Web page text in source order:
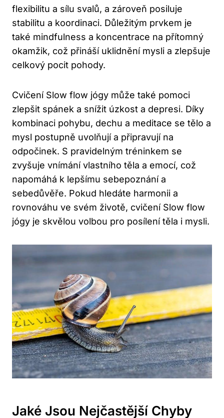
flexibilitu a sílu svalů, a zároveň posiluje
stabilitu a koordinaci. Důležitým prvkem‌ je
také mindfulness a koncentrace na ⁤přítomný
okamžik, což přináší uklidnění mysli a zlepšuje
celkový ⁣pocit pohody.
Cvičení Slow flow jógy může také pomoci
zlepšit spánek a snížit⁤ úzkost a depresi. ⁣Díky
kombinaci pohybu, dechu a meditace‍ se tělo ⁢a
mysl postupně uvolňují a připravují na
odpočinek. S pravidelným tréninkem se
zvyšuje vnímání vlastního těla a emocí, což
napomáhá k lepšímu sebepoznání a
sebedůvěře. Pokud hledáte harmonii a
rovnováhu ve svém životě, cvičení⁢ Slow flow
jógy je skvělou ⁢volbou pro⁤ posílení těla i mysli.
Jaké Jsou Nejčastější Chyby